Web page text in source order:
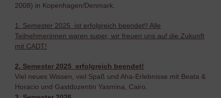
2008) in Kopenhagen/Denmark.
1. Semester 2025 ist erfolgreich beendet!! Alle
Teilnehmerinnen waren super, wir freuen uns auf die Zukunft
mit CADT!
2. Semester 2025 erfolgreich beendet!
Viel neues Wissen, viel Spaß und Aha-Erlebnisse mit Beata &
Horacio und Gastdozentin Yasmina, Cairo.